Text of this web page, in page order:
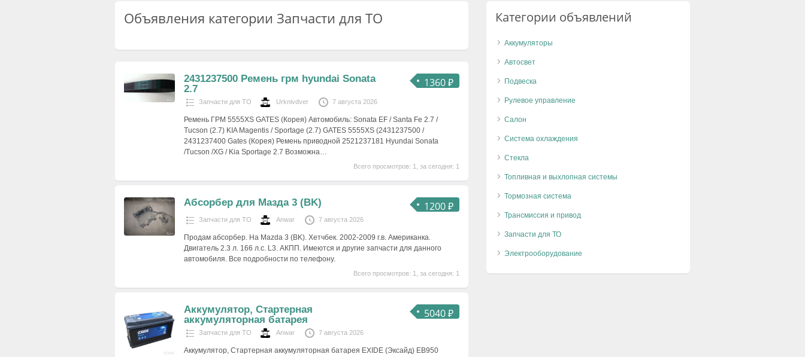
Объявления категории Запчасти для ТО
1360 ₽
2431237500 Ремень грм hyundai Sonata
2.7
Запчасти для ТО Urknivdver 7 августа 2026
Ремень ГРМ 5555XS GATES (Корея) Автомобиль: Sonata EF / Santa Fe 2.7 /
Tucson (2.7) KIA Magentis / Sportage (2.7) GATES 5555XS (2431237500 /
2431237400 Gates (Корея) Ремень приводной 2521237181 Hyundai Sonata
/Tucson /XG / Kia Sportage 2.7 Возможна…
Всего просмотров: 1, за сегодня: 1
1200 ₽
Абсорбер для Мазда 3 (BK)
Запчасти для ТО Anwar 7 августа 2026
Продам абсорбер. На Mazda 3 (BK). Хетчбек. 2002-2009 г.в. Американка.
Двигатель 2.3 л. 166 л.с. L3. АКПП. Имеются и другие запчасти для данного
автомобиля. Все подробности по телефону.
Всего просмотров: 1, за сегодня: 1
5040 ₽
Аккумулятор, Стартерная
аккумуляторная батарея
Запчасти для ТО Anwar 7 августа 2026
Аккумулятор, Стартерная аккумуляторная батарея EXIDE (Эксайд) EB950
Категории объявлений
Аккумуляторы
Автосвет
Подвеска
Рулевое управление
Салон
Система охлаждения
Стекла
Топливная и выхлопная системы
Тормозная система
Трансмиссия и привод
Запчасти для ТО
Электрооборудование